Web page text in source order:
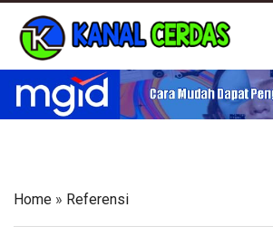
Kanal Cerdas
Home » Referensi